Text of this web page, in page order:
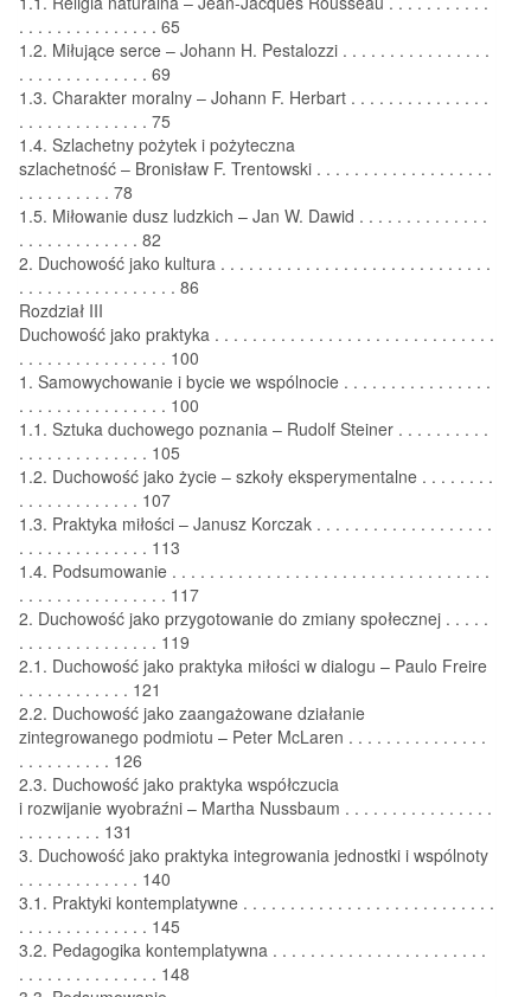
. . . . . . . . . . . . . . . 65
1.2. Miłujące serce – Johann H. Pestalozzi . . . . . . . . . . . . . . . .
. . . . . . . . . . . . . . 69
1.3. Charakter moralny – Johann F. Herbart . . . . . . . . . . . . . . .
. . . . . . . . . . . . . . 75
1.4. Szlachetny pożytek i pożyteczna
szlachetność – Bronisław F. Trentowski . . . . . . . . . . . . . . . . . . .
. . . . . . . . . . 78
1.5. Miłowanie dusz ludzkich – Jan W. Dawid . . . . . . . . . . . . . .
. . . . . . . . . . . . . 82
2. Duchowość jako kultura . . . . . . . . . . . . . . . . . . . . . . . . . . . . .
. . . . . . . . . . . . . . . . . 86
Rozdział III
Duchowość jako praktyka . . . . . . . . . . . . . . . . . . . . . . . . . . . . . .
. . . . . . . . . . . . . . . . 100
1. Samowychowanie i bycie we wspólnocie . . . . . . . . . . . . . . . .
. . . . . . . . . . . . . . . . 100
1.1. Sztuka duchowego poznania – Rudolf Steiner . . . . . . . . . .
. . . . . . . . . . . . . . 105
1.2. Duchowość jako życie – szkoły eksperymentalne . . . . . . . .
. . . . . . . . . . . . . 107
1.3. Praktyka miłości – Janusz Korczak . . . . . . . . . . . . . . . . . . .
. . . . . . . . . . . . . . 113
1.4. Podsumowanie . . . . . . . . . . . . . . . . . . . . . . . . . . . . . . . . . .
. . . . . . . . . . . . . . . . 117
2. Duchowość jako przygotowanie do zmiany społecznej . . . . .
. . . . . . . . . . . . . . . 119
2.1. Duchowość jako praktyka miłości w dialogu – Paulo Freire
. . . . . . . . . . . . 121
2.2. Duchowość jako zaangażowane działanie
zintegrowanego podmiotu – Peter McLaren . . . . . . . . . . . . . . .
. . . . . . . . . . 126
2.3. Duchowość jako praktyka współczucia
i rozwijanie wyobraźni – Martha Nussbaum . . . . . . . . . . . . . . . .
. . . . . . . . . 131
3. Duchowość jako praktyka integrowania jednostki i wspólnoty
. . . . . . . . . . . . . 140
3.1. Praktyki kontemplatywne . . . . . . . . . . . . . . . . . . . . . . . . . . .
. . . . . . . . . . . . . . 145
3.2. Pedagogika kontemplatywna . . . . . . . . . . . . . . . . . . . . . . .
. . . . . . . . . . . . . . . 148